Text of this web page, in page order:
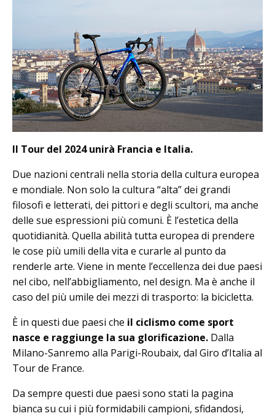
Il Tour del 2024 unirà Francia e Italia.
Due nazioni centrali nella storia della cultura europea
e mondiale. Non solo la cultura “alta” dei grandi
filosofi e letterati, dei pittori e degli scultori, ma anche
delle sue espressioni più comuni. È l’estetica della
quotidianità. Quella abilità tutta europea di prendere
le cose più umili della vita e curarle al punto da
renderle arte. Viene in mente l’eccellenza dei due paesi
nel cibo, nell’abbigliamento, nel design. Ma è anche il
caso del più umile dei mezzi di trasporto: la bicicletta.
È in questi due paesi che il ciclismo come sport
nasce e raggiunge la sua glorificazione. Dalla
Milano-Sanremo alla Parigi-Roubaix, dal Giro d’Italia al
Tour de France.
Da sempre questi due paesi sono stati la pagina
bianca su cui i più formidabili campioni, sfidandosi,